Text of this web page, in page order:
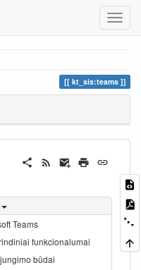
kt_sis:teams
Teams
funkcionalumai
būdai